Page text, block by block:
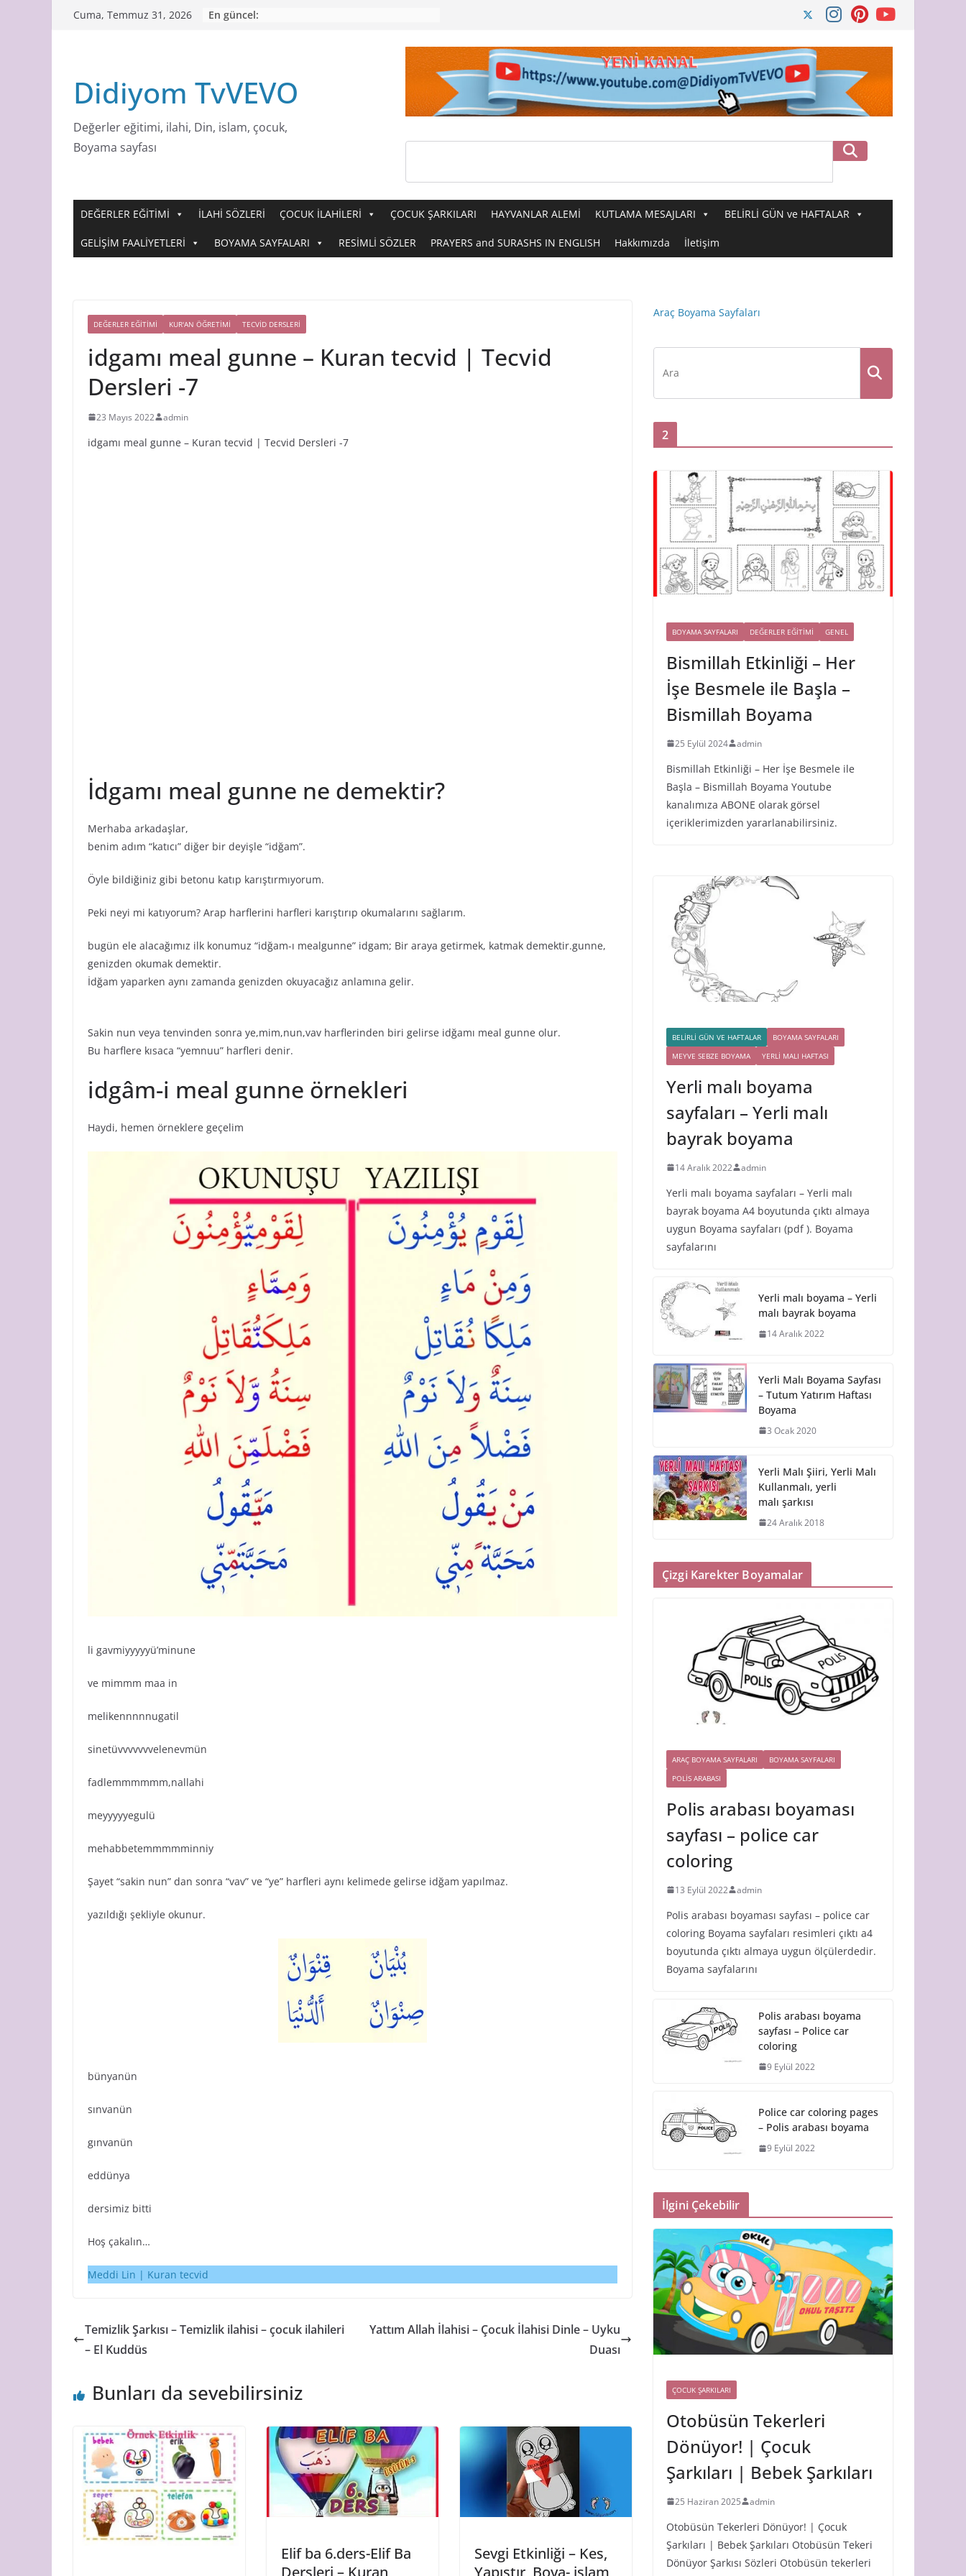
Cuma, Temmuz 31, 2026 En güncel:
Didiyom TvVEVO
Değerler eğitimi, ilahi, Din, islam, çocuk,
Boyama sayfası
Ara
DEĞERLER EĞİTİMİ İLAHİ SÖZLERİ ÇOCUK İLAHİLERİ ÇOCUK ŞARKILARI HAYVANLAR ALEMİ KUTLAMA MESAJLARI BELİRLİ GÜN ve HAFTALAR
GELİŞİM FAALİYETLERİ BOYAMA SAYFALARI RESİMLİ SÖZLER PRAYERS and SURASHS IN ENGLISH Hakkımızda İletişim
DEĞERLER EĞİTİMİ KUR'AN ÖĞRETİMİ TECVID DERSLERI
idgamı meal gunne – Kuran tecvid | Tecvid
Dersleri -7
23 Mayıs 2022 admin
idgamı meal gunne – Kuran tecvid | Tecvid Dersleri -7
İdgamı meal gunne ne demektir?
Merhaba arkadaşlar,
benim adım “katıcı” diğer bir deyişle “idğam”.
Öyle bildiğiniz gibi betonu katıp karıştırmıyorum.
Peki neyi mi katıyorum? Arap harflerini harfleri karıştırıp okumalarını sağlarım.
bugün ele alacağımız ilk konumuz “idğam-ı mealgunne” idgam; Bir araya getirmek, katmak demektir.gunne,
genizden okumak demektir.
İdğam yaparken aynı zamanda genizden okuyacağız anlamına gelir.
Sakin nun veya tenvinden sonra ye,mim,nun,vav harflerinden biri gelirse idğamı meal gunne olur.
Bu harflere kısaca “yemnuu” harfleri denir.
idgâm-i meal gunne örnekleri
Haydi, hemen örneklere geçelim
li gavmiyyyyyü’minune
ve mimmm maa in
melikennnnnugatil
sinetüvvvvvvvelenevmün
fadlemmmmmm,nallahi
meyyyyyegulü
mehabbetemmmmminniy
Şayet “sakin nun” dan sonra “vav” ve “ye” harfleri aynı kelimede gelirse idğam yapılmaz.
yazıldığı şekliyle okunur.
bünyanün
sınvanün
gınvanün
eddünya
dersimiz bitti
Hoş çakalın…
Meddi Lin | Kuran tecvid
Temizlik Şarkısı – Temizlik ilahisi – çocuk ilahileri
– El Kuddüs
Yattım Allah İlahisi – Çocuk İlahisi Dinle – Uyku
Duası
Bunları da sevebilirsiniz
Elif ba 6.ders-Elif Ba
Dersleri – Kuran
Sevgi Etkinliği – Kes,
Yapıştır, Boya- islam
Araç Boyama Sayfaları
2
BOYAMA SAYFALARI DEĞERLER EĞİTİMİ GENEL
Bismillah Etkinliği – Her
İşe Besmele ile Başla –
Bismillah Boyama
25 Eylül 2024 admin
Bismillah Etkinliği – Her İşe Besmele ile
Başla – Bismillah Boyama Youtube
kanalımıza ABONE olarak görsel
içeriklerimizden yararlanabilirsiniz.
BELİRLİ GÜN VE HAFTALAR
BOYAMA SAYFALARI
MEYVE SEBZE BOYAMA
YERLİ MALI HAFTASI
Yerli malı boyama
sayfaları – Yerli malı
bayrak boyama
14 Aralık 2022 admin
Yerli malı boyama sayfaları – Yerli malı
bayrak boyama A4 boyutunda çıktı almaya
uygun Boyama sayfaları (pdf ). Boyama
sayfalarını
Yerli malı boyama – Yerli
malı bayrak boyama
14 Aralık 2022
Yerli Malı Boyama Sayfası
– Tutum Yatırım Haftası
Boyama
3 Ocak 2020
Yerli Malı Şiiri, Yerli Malı
Kullanmalı, yerli
malı şarkısı
24 Aralık 2018
Çizgi Karekter Boyamalar
ARAÇ BOYAMA SAYFALARI
BOYAMA SAYFALARI
POLIS ARABASI
Polis arabası boyaması
sayfası – police car
coloring
13 Eylül 2022 admin
Polis arabası boyaması sayfası – police car
coloring Boyama sayfaları resimleri çıktı a4
boyutunda çıktı almaya uygun ölçülerdedir.
Boyama sayfalarını
Polis arabası boyama
sayfası – Police car
coloring
9 Eylül 2022
Police car coloring pages
– Polis arabası boyama
9 Eylül 2022
İlgini Çekebilir
ÇOCUK ŞARKILARI
Otobüsün Tekerleri
Dönüyor! | Çocuk
Şarkıları | Bebek Şarkıları
25 Haziran 2025 admin
Otobüsün Tekerleri Dönüyor! | Çocuk
Şarkıları | Bebek Şarkıları Otobüsün Tekeri
Dönüyor Şarkısı Sözleri Otobüsün tekerleri